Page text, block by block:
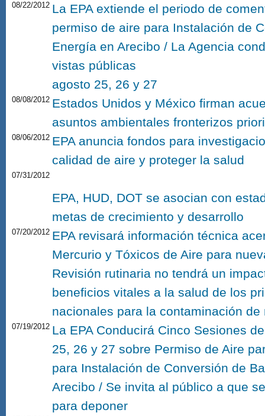
08/22/2012 La EPA extiende el periodo de
permiso de aire para Instalación de
Energía en Arecibo / La Agencia
vistas públicas
agosto 25, 26 y 27
08/08/2012 Estados Unidos y México firman
asuntos ambientales fronterizos
08/06/2012 EPA anuncia fondos para
calidad de aire y proteger la salud
07/31/2012
EPA, HUD, DOT se asocian con
metas de crecimiento y desarrollo
07/20/2012 EPA revisará información técnica
Mercurio y Tóxicos de Aire para
Revisión rutinaria no tendrá un
beneficios vitales a la salud de los
nacionales para la contaminación de
07/19/2012 La EPA Conducirá Cinco Sesiones
25, 26 y 27 sobre Permiso de Aire
para Instalación de Conversión de
Arecibo / Se invita al público a que
para deponer